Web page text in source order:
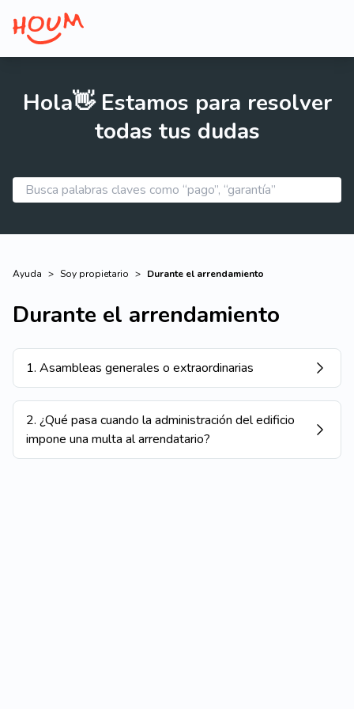
Hola👋 Estamos para resolver
todas tus dudas
Ayuda > Soy propietario > Durante el arrendamiento
Durante el arrendamiento
1. Asambleas generales o extraordinarias
2. ¿Qué pasa cuando la administración del edificio
impone una multa al arrendatario?